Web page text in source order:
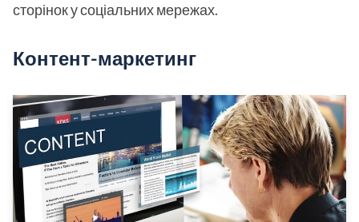
сторінок у соціальних мережах.
Контент-маркетинг